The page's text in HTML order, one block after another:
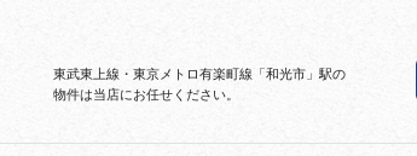
東武東上線・東京メトロ有楽町線「和光市」駅の
物件は当店にお任せください。